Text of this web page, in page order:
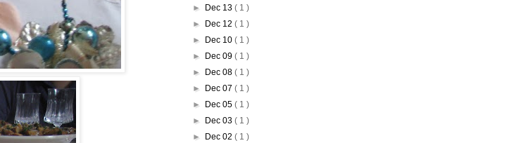
►
Dec 13( 1 )
►
Dec 12( 1 )
►
Dec 10( 1 )
►
Dec 09( 1 )
►
Dec 08( 1 )
►
Dec 07( 1 )
►
Dec 05( 1 )
►
Dec 03( 1 )
►
Dec 02( 1 )